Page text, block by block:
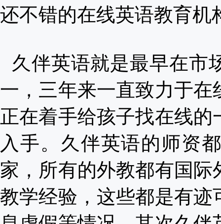
还不错的在线英语教育机
久伴英语就是最早在市
一，三年来一直致力于
正在着手给孩子找在线
入手。久伴英语的师资
家，所有的外教都有国
教学经验，这些都是有